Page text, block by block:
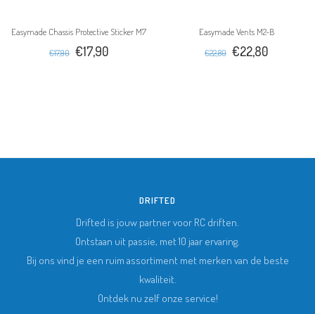
Easymade Chassis Protective Sticker M7
€17,90 €17,90
Easymade Vents M2-B
€22,80 €22,80
DRIFTED
Drifted is jouw partner voor RC driften.
Ontstaan uit passie, met 10 jaar ervaring.
Bij ons vind je een ruim assortiment met merken van de beste
kwaliteit.
Ontdek nu zelf onze service!